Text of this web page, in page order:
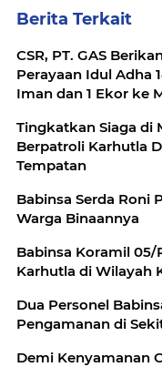
Berita Terkait
CSR, PT. GAS
Perayaan Idul Adha
Iman dan 1 Ekor ke
Tingkatkan Siaga di
Berpatroli Karhutla
Tempatan
Babinsa Serda Roni
Warga Binaannya
Babinsa Koramil
Karhutla di Wilayah
Dua Personel
Pengamanan di
Demi Kenyamanan